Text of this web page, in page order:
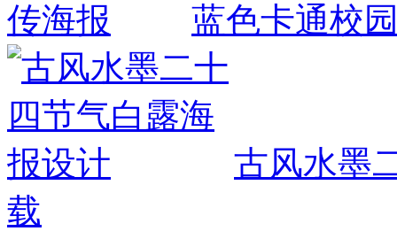
蓝色卡通校
古风水墨
载